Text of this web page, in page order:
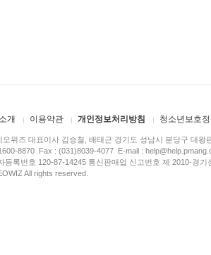
개 이용약관 개인정보처리방침 청소년보호
오위즈 대표이사 김승철, 배태근 경기도 성남시 분당구 대왕
8870 Fax : (031)8039-4077 E-mail :
등록번호 120-87-14245 통신판매업 신고번호 제 2010-경
All rights reserved.